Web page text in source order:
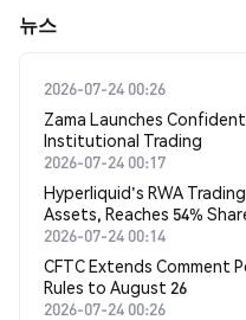
뉴스
2026-07-24 00:26
Zama Launches
Institutional Trading
2026-07-24 00:17
Hyperliquid's RWA
Assets, Reaches 54%
2026-07-24 00:14
CFTC Extends Comment
Rules to August 26
2026-07-24 00:26